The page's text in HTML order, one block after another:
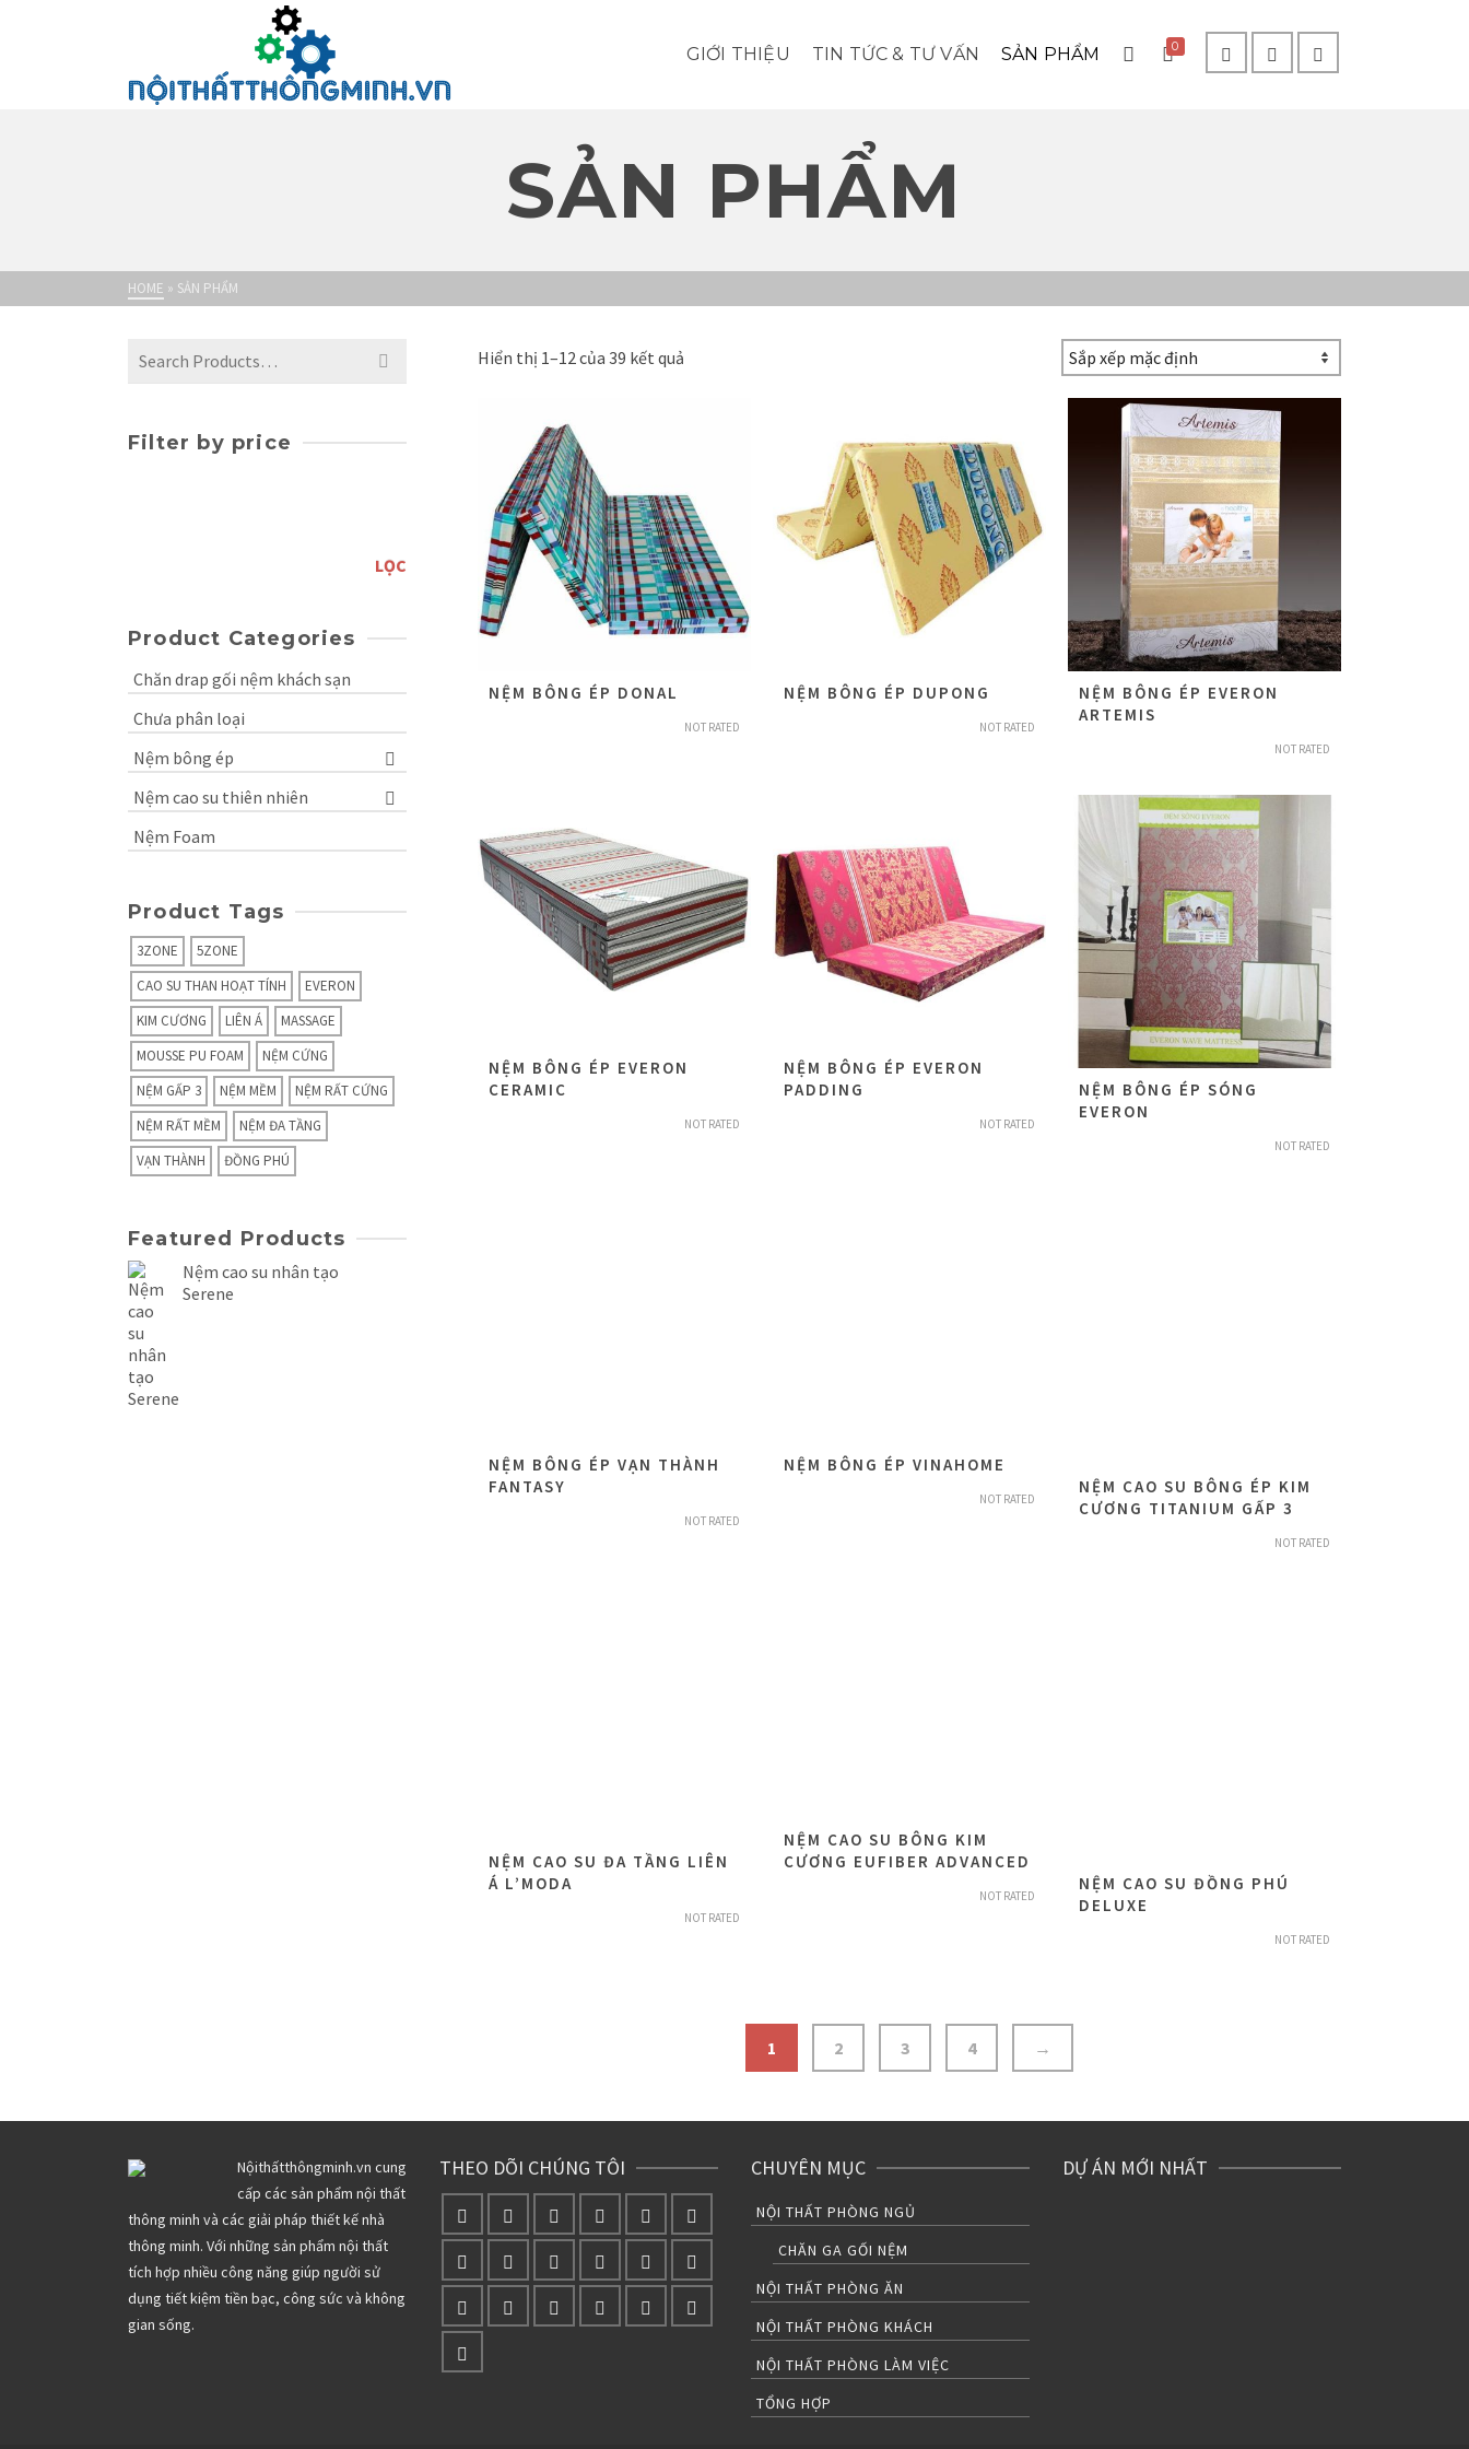
GIỚI THIỆU TIN TỨC & TƯ VẤN SẢN PHẨM 0
SẢN PHẨM
HOME » SẢN PHẨM
Hiển thị 1–12 của 39 kết quả
NỆM BÔNG ÉP DONAL
NOT RATED
NỆM BÔNG ÉP DUPONG
NOT RATED
NỆM BÔNG ÉP EVERON
ARTEMIS
NOT RATED
NỆM BÔNG ÉP EVERON
CERAMIC
NOT RATED
NỆM BÔNG ÉP EVERON
PADDING
NOT RATED
NỆM BÔNG ÉP SÓNG
EVERON
NOT RATED
NỆM BÔNG ÉP VẠN THÀNH
FANTASY
NOT RATED
NỆM BÔNG ÉP VINAHOME
NOT RATED
NỆM CAO SU BÔNG ÉP KIM
CƯƠNG TITANIUM GẤP 3
NOT RATED
NỆM CAO SU BÔNG KIM
CƯƠNG EUFIBER ADVANCED
NOT RATED
NỆM CAO SU ĐA TẦNG LIÊN
Á L’MODA
NOT RATED
NỆM CAO SU ĐỒNG PHÚ
DELUXE
NOT RATED
1 2 3 4 →
Search
Filter by price
LỌC
Product Categories
Chăn drap gối nệm khách sạn
Chưa phân loại
Nệm bông ép
Nệm cao su thiên nhiên
Nệm Foam
Product Tags
3ZONE
5ZONE
CAO SU THAN HOẠT TÍNH
EVERON
KIM CƯƠNG
LIÊN Á
MASSAGE
MOUSSE PU FOAM
NỆM CỨNG
NỆM GẤP 3
NỆM MỀM
NỆM RẤT CỨNG
NỆM RẤT MỀM
NỆM ĐA TẦNG
VẠN THÀNH
ĐỒNG PHÚ
Featured Products
Nệm cao su nhân tạo
Serene
Nộithấtthôngminh.vn cung
cấp các sản phẩm nội thất
thông minh và các giải pháp thiết kế nhà
thông minh. Với những sản phẩm nội thất
tích hợp nhiều công năng giúp người sử
dụng tiết kiệm tiền bạc, công sức và không
gian sống.
THEO DÕI CHÚNG TÔI CHUYÊN MỤC
NỘI THẤT PHÒNG NGỦ
CHĂN GA GỐI NỆM
NỘI THẤT PHÒNG ĂN
NỘI THẤT PHÒNG KHÁCH
NỘI THẤT PHÒNG LÀM VIỆC
TỔNG HỢP
DỰ ÁN MỚI NHẤT